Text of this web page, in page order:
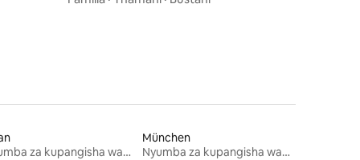
Nyumba za kupangisha wakati wa likizo
München
Nyumba za kupangisha wakati wa likizo